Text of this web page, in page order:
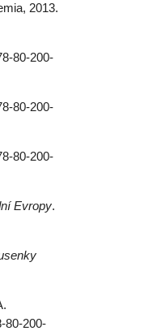
2013.
80-200-
80-200-
80-200-
Evropy.
80-200-